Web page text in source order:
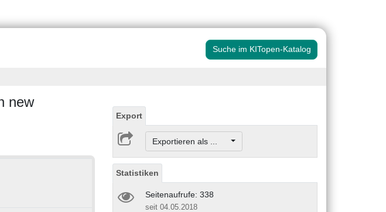
Suche im KITopen-Katalog
new
Export
Exportieren als ...
Statistiken
Seitenaufrufe: 338
seit 04.05.2018